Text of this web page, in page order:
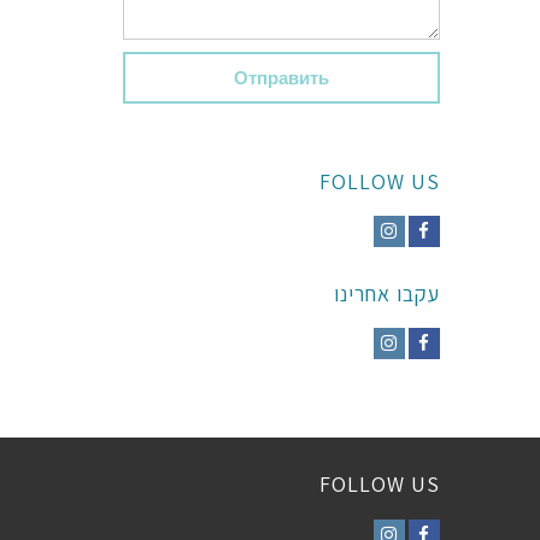
FOLLOW US
עקבו אחרינו
FOLLOW US